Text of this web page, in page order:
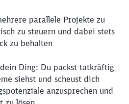
parallele Projekte zu
zu steuern und dabei stets
zu behalten
Ding: Du packst tatkräftig
siehst und scheust dich
anzusprechen und